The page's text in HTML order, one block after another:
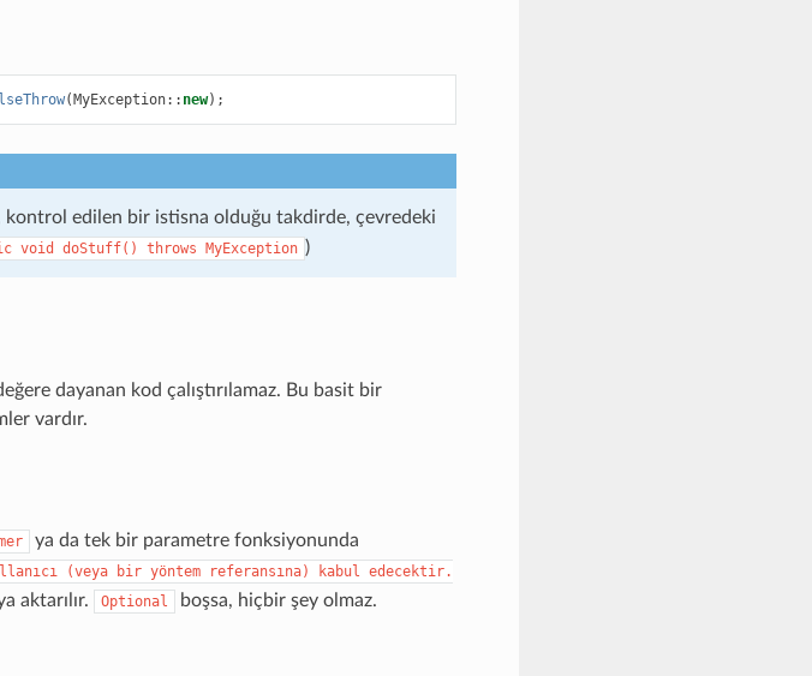
(MyException:: new);
kontrol edilen bir istisna olduğu takdirde, çevredeki
void doStuff() throws MyException )
dayanan kod çalıştırılamaz. Bu basit bir
vardır.
ya da tek bir parametre fonksiyonunda
(veya bir yöntem referansına) kabul edecektir.
aktarılır. Optional boşsa, hiçbir şey olmaz.